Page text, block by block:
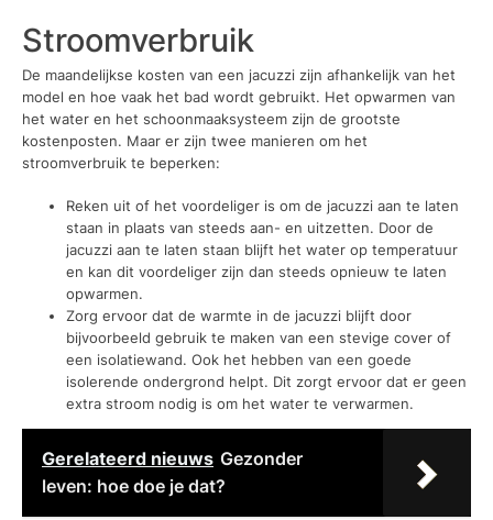
Stroomverbruik
De maandelijkse kosten van een jacuzzi zijn afhankelijk van het
model en hoe vaak het bad wordt gebruikt. Het opwarmen van
het water en het schoonmaaksysteem zijn de grootste
kostenposten. Maar er zijn twee manieren om het
stroomverbruik te beperken:
Reken uit of het voordeliger is om de jacuzzi aan te laten
staan in plaats van steeds aan- en uitzetten. Door de
jacuzzi aan te laten staan blijft het water op temperatuur
en kan dit voordeliger zijn dan steeds opnieuw te laten
opwarmen.
Zorg ervoor dat de warmte in de jacuzzi blijft door
bijvoorbeeld gebruik te maken van een stevige cover of
een isolatiewand. Ook het hebben van een goede
isolerende ondergrond helpt. Dit zorgt ervoor dat er geen
extra stroom nodig is om het water te verwarmen.
Gerelateerd nieuws Gezonder
leven: hoe doe je dat?